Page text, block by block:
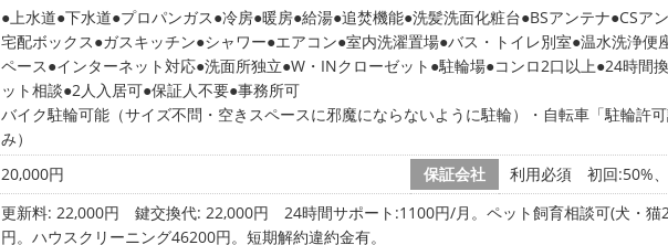
上水道 下水道 プロパンガス 冷房 暖房 給湯 追焚機能 洗髪洗面化粧台 BSアンテナ CSア
宅配ボックス ガスキッチン シャワー エアコン 室内洗濯置場 バス・トイレ別室 温水洗浄便
ペース インターネット対応 洗面所独立 W・INクローゼット 駐輪場 コンロ2口以上 24時間
ット相談 2人入居可 保証人不要 事務所可
バイク駐輪可能（サイズ不問・空きスペースに邪魔にならないように駐輪）・自転車「駐輪許
み）
20,000円 保証会社
利用必須 初回:50%
更新料: 22,000円 鍵交換代: 22,000円
24時間サポート:1100円/月。ペット飼育相談可(犬・
円。ハウスクリーニング46200円。短期解約違約金有。